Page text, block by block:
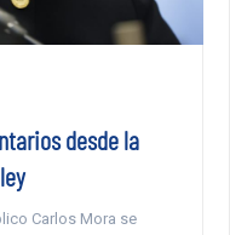
desde la
Carlos Mora se